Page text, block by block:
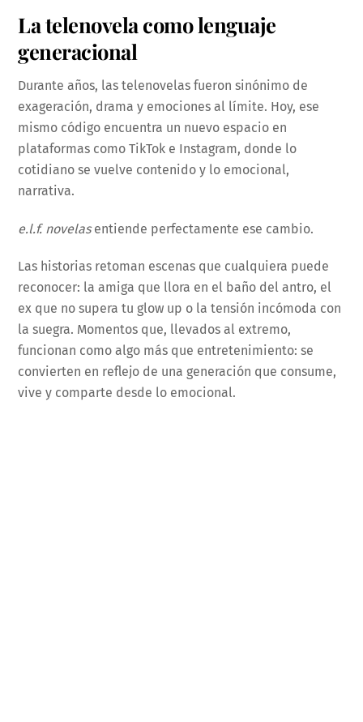
La telenovela como lenguaje
generacional
Durante años, las telenovelas fueron sinónimo de
exageración, drama y emociones al límite. Hoy, ese
mismo código encuentra un nuevo espacio en
plataformas como TikTok e Instagram, donde lo
cotidiano se vuelve contenido y lo emocional,
narrativa.
e.l.f. novelasentiende perfectamente ese cambio.
Las historias retoman escenas que cualquiera puede
reconocer: la amiga que llora en el baño del antro, el
ex que no supera tu glow up o la tensión incómoda con
la suegra. Momentos que, llevados al extremo,
funcionan como algo más que entretenimiento: se
convierten en reflejo de una generación que consume,
vive y comparte desde lo emocional.